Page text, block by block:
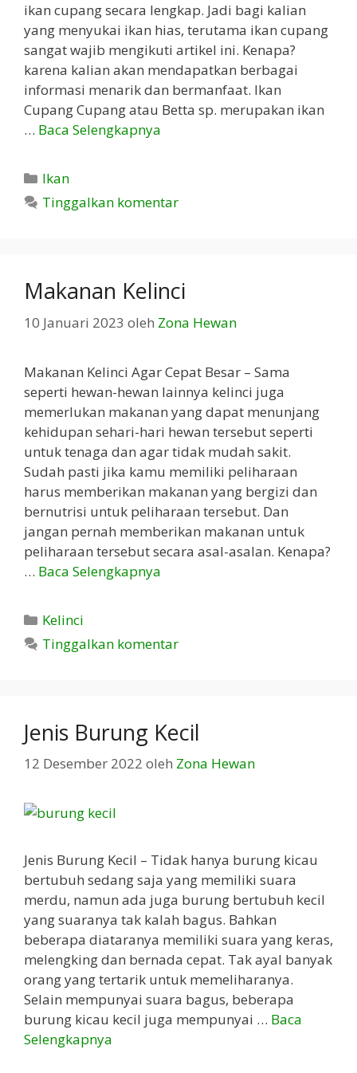
ikan cupang secara lengkap. Jadi bagi kalian
yang menyukai ikan hias, terutama ikan cupang
sangat wajib mengikuti artikel ini. Kenapa?
karena kalian akan mendapatkan berbagai
informasi menarik dan bermanfaat. Ikan
Cupang Cupang atau Betta sp. merupakan ikan
… Baca Selengkapnya
Kategori
Ikan
Tinggalkan komentar
Makanan Kelinci
10 Januari 2023 oleh Zona Hewan
Makanan Kelinci Agar Cepat Besar – Sama
seperti hewan-hewan lainnya kelinci juga
memerlukan makanan yang dapat menunjang
kehidupan sehari-hari hewan tersebut seperti
untuk tenaga dan agar tidak mudah sakit.
Sudah pasti jika kamu memiliki peliharaan
harus memberikan makanan yang bergizi dan
bernutrisi untuk peliharaan tersebut. Dan
jangan pernah memberikan makanan untuk
peliharaan tersebut secara asal-asalan. Kenapa?
… Baca Selengkapnya
Kategori
Kelinci
Tinggalkan komentar
Jenis Burung Kecil
12 Desember 2022 oleh Zona Hewan
Jenis Burung Kecil – Tidak hanya burung kicau
bertubuh sedang saja yang memiliki suara
merdu, namun ada juga burung bertubuh kecil
yang suaranya tak kalah bagus. Bahkan
beberapa diataranya memiliki suara yang keras,
melengking dan bernada cepat. Tak ayal banyak
orang yang tertarik untuk memeliharanya.
Selain mempunyai suara bagus, beberapa
burung kicau kecil juga mempunyai … Baca
Selengkapnya